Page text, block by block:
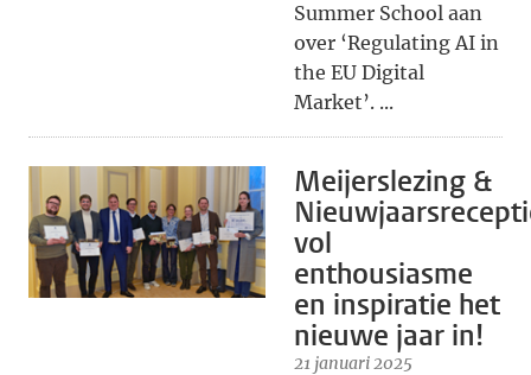
Summer School aan
over ‘Regulating AI in
the EU Digital
Market’. ...
Meijerslezing &
vol
enthousiasme
en inspiratie het
nieuwe jaar in!
21 januari 2025